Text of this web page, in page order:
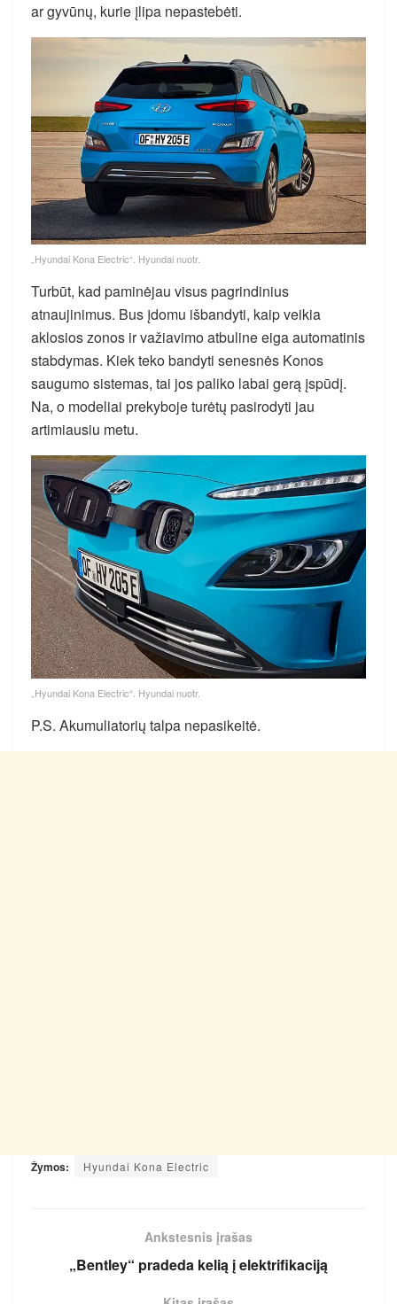
ar gyvūnų, kurie įlipa nepastebėti.
„Hyundai Kona Electric“. Hyundai nuotr.
Turbūt, kad paminėjau visus pagrindinius
atnaujinimus. Bus įdomu išbandyti, kaip veikia
aklosios zonos ir važiavimo atbuline eiga automatinis
stabdymas. Kiek teko bandyti senesnės Konos
saugumo sistemas, tai jos paliko labai gerą įspūdį.
Na, o modeliai prekyboje turėtų pasirodyti jau
artimiausiu metu.
„Hyundai Kona Electric“. Hyundai nuotr.
P.S. Akumuliatorių talpa nepasikeitė.
Žymos: Hyundai Kona Electric
Ankstesnis įrašas
„Bentley“ pradeda kelią į elektrifikaciją